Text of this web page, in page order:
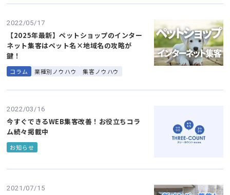
2022/05/17
【2025年最新】ペットショップのインター
ネット集客はペット名×地域名の攻略が
鍵！
コラム 業種別ノウハウ 集客ノウハウ
2022/03/16
今すぐできるWEB集客改善！お役立ちコラ
ム続々掲載中
お知らせ
2021/07/15